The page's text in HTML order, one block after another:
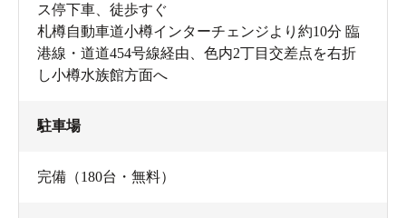
ス停下車、徒歩すぐ
札樽自動車道小樽インターチェンジより約10分 臨
港線・道道454号線経由、色内2丁目交差点を右折
し小樽水族館方面へ
駐車場
完備（180台・無料）